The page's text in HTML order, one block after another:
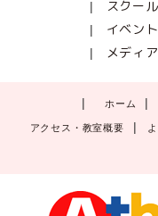
スクー
イベント
メディ
ホーム
アクセス・教室概要